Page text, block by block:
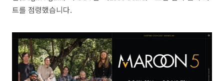
트를 점령했습니다.